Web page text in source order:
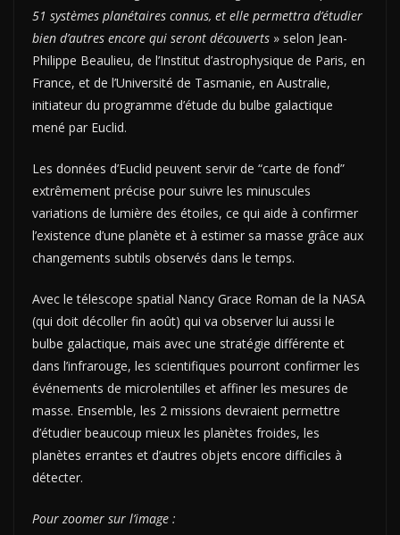
51 systèmes planétaires connus, et elle permettra d’étudier
bien d’autres encore qui seront découverts » selon Jean-
Philippe Beaulieu, de l’Institut d’astrophysique de Paris, en
France, et de l’Université de Tasmanie, en Australie,
initiateur du programme d’étude du bulbe galactique
mené par Euclid.
Les données d’Euclid peuvent servir de “carte de fond”
extrêmement précise pour suivre les minuscules
variations de lumière des étoiles, ce qui aide à confirmer
l’existence d’une planète et à estimer sa masse grâce aux
changements subtils observés dans le temps.
Avec le télescope spatial Nancy Grace Roman de la NASA
(qui doit décoller fin août) qui va observer lui aussi le
bulbe galactique, mais avec une stratégie différente et
dans l’infrarouge, les scientifiques pourront confirmer les
événements de microlentilles et affiner les mesures de
masse. Ensemble, les 2 missions devraient permettre
d’étudier beaucoup mieux les planètes froides, les
planètes errantes et d’autres objets encore difficiles à
détecter.
Pour zoomer sur l’image :